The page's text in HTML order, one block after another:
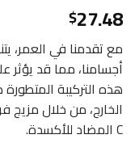
$27.48
مع تقدمنا في العمر،
أجسامنا، مما قد يؤثر
هذه التركيبة
الخارج، من خلال مزيج
C المضاد للأكسدة.